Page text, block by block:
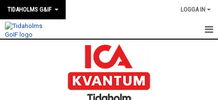
TIDAHOLMS G&IF LOGGA IN